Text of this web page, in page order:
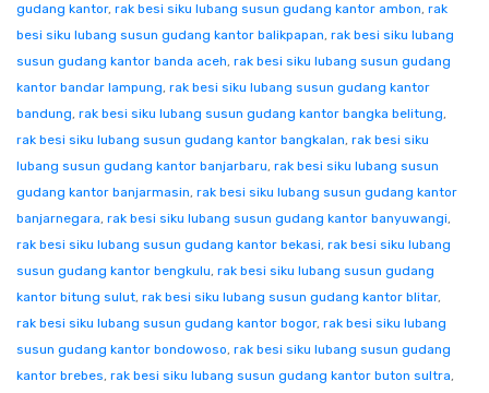
gudang kantor, rak besi siku lubang susun gudang kantor ambon, rak
besi siku lubang susun gudang kantor balikpapan, rak besi siku lubang
susun gudang kantor banda aceh, rak besi siku lubang susun gudang
kantor bandar lampung, rak besi siku lubang susun gudang kantor
bandung, rak besi siku lubang susun gudang kantor bangka belitung,
rak besi siku lubang susun gudang kantor bangkalan, rak besi siku
lubang susun gudang kantor banjarbaru, rak besi siku lubang susun
gudang kantor banjarmasin, rak besi siku lubang susun gudang kantor
banjarnegara, rak besi siku lubang susun gudang kantor banyuwangi,
rak besi siku lubang susun gudang kantor bekasi, rak besi siku lubang
susun gudang kantor bengkulu, rak besi siku lubang susun gudang
kantor bitung sulut, rak besi siku lubang susun gudang kantor blitar,
rak besi siku lubang susun gudang kantor bogor, rak besi siku lubang
susun gudang kantor bondowoso, rak besi siku lubang susun gudang
kantor brebes, rak besi siku lubang susun gudang kantor buton sultra,